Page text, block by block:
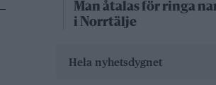
Man åtalas för ringa
i Norrtälje
Hela nyhetsdygnet